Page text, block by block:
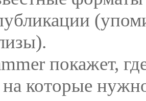
покажет,
которые